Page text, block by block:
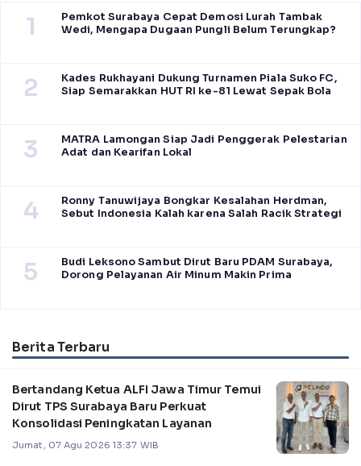
1
Pemkot Surabaya Cepat Demosi Lurah Tambak
Wedi, Mengapa Dugaan Pungli Belum Terungkap?
2
Kades Rukhayani Dukung Turnamen Piala Suko FC,
Siap Semarakkan HUT RI ke-81 Lewat Sepak Bola
3
MATRA Lamongan Siap Jadi Penggerak Pelestarian
Adat dan Kearifan Lokal
4
Ronny Tanuwijaya Bongkar Kesalahan Herdman,
Sebut Indonesia Kalah karena Salah Racik Strategi
5
Budi Leksono Sambut Dirut Baru PDAM Surabaya,
Dorong Pelayanan Air Minum Makin Prima
Berita Terbaru
Bertandang Ketua ALFI Jawa Timur Temui
Dirut TPS Surabaya Baru Perkuat
Konsolidasi Peningkatan Layanan
Jumat, 07 Agu 2026 13:37 WIB